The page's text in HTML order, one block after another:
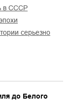
в СССР
серьезно
до Белого